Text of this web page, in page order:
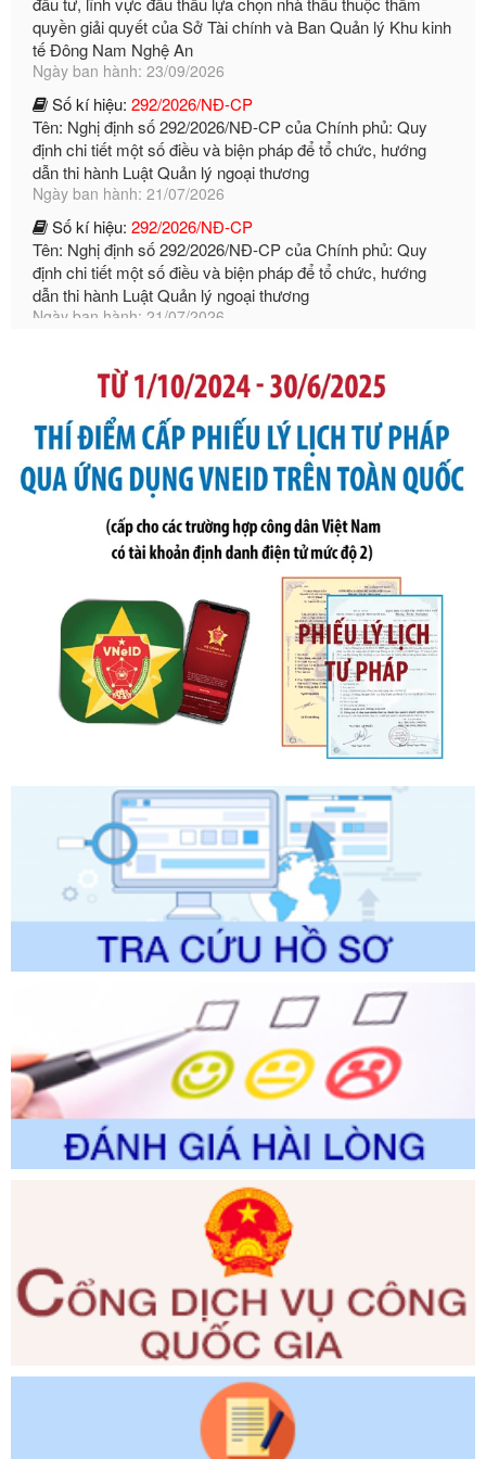
Ngày ban hành: 23/09/2026
Số kí hiệu:292/2026/NĐ-CP
Tên: Nghị định số 292/2026/NĐ-CP của Chính phủ: Quy
định chi tiết một số điều và biện pháp để tổ chức, hướng
dẫn thi hành Luật Quản lý ngoại thương
Ngày ban hành: 21/07/2026
Số kí hiệu:292/2026/NĐ-CP
Tên: Nghị định số 292/2026/NĐ-CP của Chính phủ: Quy
định chi tiết một số điều và biện pháp để tổ chức, hướng
dẫn thi hành Luật Quản lý ngoại thương
Ngày ban hành: 21/07/2026
Số kí hiệu:105/2026/TT-BTC
Tên: Thông tư số 105/2026/TT-BTC của Bộ Tài chính: Bãi
phạt vi phạm hành chính trong lĩnh vực kho bạc nhà nước
Ngày ban hành: 21/07/2026
Số kí hiệu:291/2026/NĐ-CP
Tên: Nghị định số 291/2026/NĐ-CP của Chính phủ: Sửa
đổi, bổ sung một số điều của Nghị định số 125/2020/NĐ-СР
ngày 19 tháng 10 năm 2020 của Chính phủ quy định xử
phạt vi phạm hành chính về thuế, hóa đơn được sửa đổi, bổ
sung bởi Nghị định số 102/2021/NĐ-CP
Ngày ban hành: 20/07/2026
Số kí hiệu:2303/QĐ-UBND
Tên: Quyết định công bố Danh mục thủ tục hành chính mới
ban hành, được sửa đổi, bổ sung, bị bãi bỏ và phê duyệt
Quy trình nội bộ, quy trình điện tử giải quyết thủ tục hành
chính trong một số lĩnh vực thuộc phạm vi chức năng quản
lý của Sở Văn hóa, Thể tha
Tên: Quyết định công bố Danh mục thủ tục hành chính
được sửa đổi, bổ sung và phê duyệt Quy trình nội bộ, quy
trình điện tử giải quyết thủ tục hành chính trong lĩnh vực Du
lịch thuộc phạm vi chức năng quản lý của Sở Văn hóa, Thể
thao và Du lịch
Ngày ban hành: 01/06/2026
Số kí hiệu:2310/QĐ-UBND
Tên: Về việc công bố Danh mục thủ tục hành chính sửa
trong giải quyết thủtục hành chính lĩnh vực biến đổi khí hậu
thuộc phạm vi giải quyết của Sở Nông nghiệp và Môi
trường
Ngày ban hành: 01/06/2026
Số kí hiệu:
2300/QĐ-UBND
Tên: V/v công bố danh mục thủ tục hành chính được sửa
đổi, bổ sung và phê duyệt quy trình nội bộ, quy trình điện tử
giải quyết thủ tục hành chính trong lĩnh vực Luật sư thuộc
phạm vi chức năng quản lý của Sở Tư pháp
Ngày ban hành: 01/06/2026
351/2025/NĐ-CP
Tên: Nghị định số 351/2025/NĐ-CP của Chính phủ: Quy
định chuẩn nghèo đa chiều quốc gia giai đoạn 2026 - 2030
Ngày ban hành: 29/12/2026
3014/QĐ-UBND
Tên: Quyết định về việc công bố danh mục thủ tục hành
chính ban hành mới, sửa đổi bổ sung trong lĩnh vực hỗ trợ
đầu tư, lĩnh vực đấu thầu lựa chọn nhà thầu thuộc thẩm
quyền giải quyết của Sở Tài chính và Ban Quản lý Khu kinh